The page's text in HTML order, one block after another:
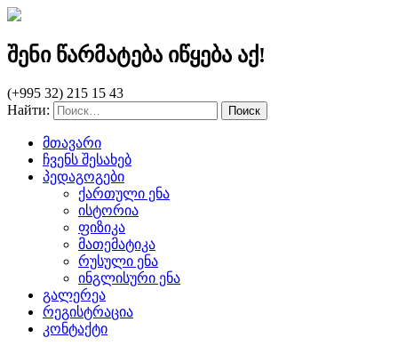
შენი წარმატება იწყება აქ!
(+995 32) 215 15 43
Найти:
მთავარი
ჩვენს შესახებ
პედაგოგები
ქართული ენა
ისტორია
ფიზიკა
მათემატიკა
რუსული ენა
ინგლისური ენა
გალერეა
რეგისტრაცია
კონტაქტი